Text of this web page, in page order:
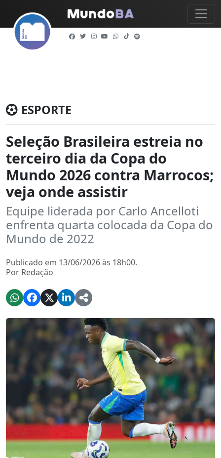
ESPORTE
Seleção Brasileira estreia no
terceiro dia da Copa do
Mundo 2026 contra Marrocos;
veja onde assistir
Equipe liderada por Carlo Ancelloti
enfrenta quarta colocada da Copa do
Mundo de 2022
Publicado em 13/06/2026 às 18h00.
Por Redação